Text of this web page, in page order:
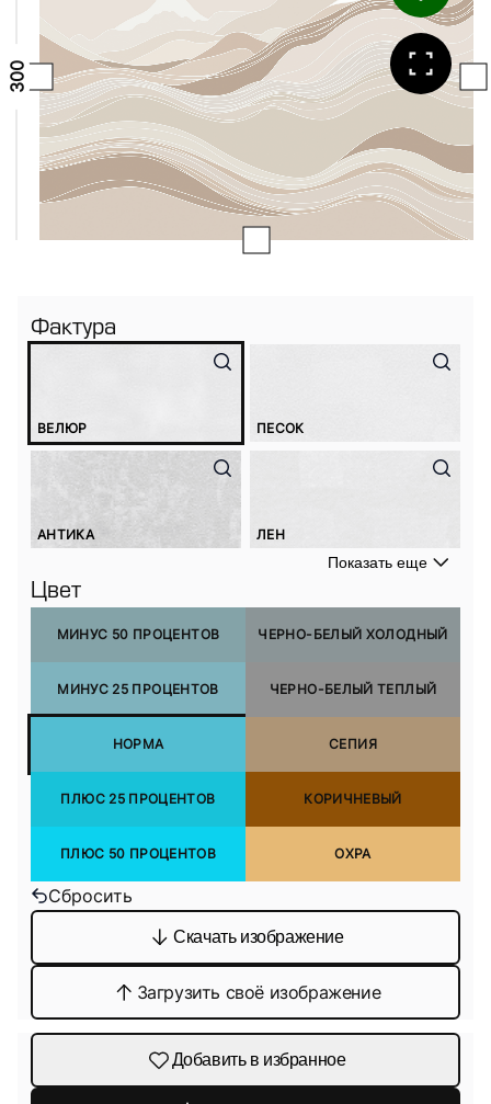
Фактура
ВЕЛЮР ПЕСОК
АНТИКА ЛЕН
Показать еще
Цвет
МИНУС 50 ПРОЦЕНТОВ
МИНУС 25 ПРОЦЕНТОВ
НОРМА
ПЛЮС 25 ПРОЦЕНТОВ
ПЛЮС 50 ПРОЦЕНТОВ
ЧЕРНО-БЕЛЫЙ ХОЛОДНЫЙ
ЧЕРНО-БЕЛЫЙ ТЕПЛЫЙ
СЕПИЯ
КОРИЧНЕВЫЙ
ОХРА
Сбросить
Скачать изображение
Загрузить своё изображение
Добавить в избранное